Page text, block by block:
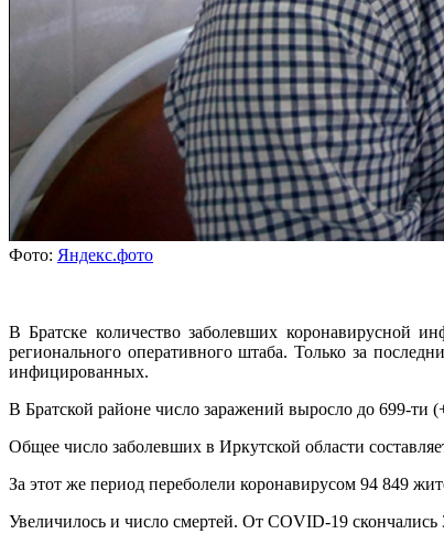
Фото: Яндекс.фото
В Братске количество заболевших коронавирусной
регионального оперативного штаба. Только за
инфицированных.
В Братской районе число заражений выросло до 699-ти
Общее число заболевших в Иркутской области
За этот же период переболели коронавирусом 94 849
Увеличилось и число смертей. От COVID-19